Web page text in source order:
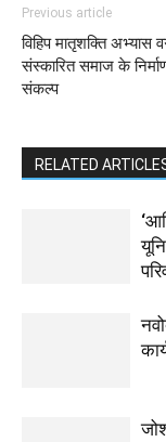
Previous article
विहिप मातृशक्ति अभ्यास
संस्कारित समाज के
संकल्प
RELATED